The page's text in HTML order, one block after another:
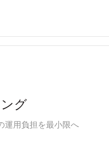
グ
運用負担を最小限へ